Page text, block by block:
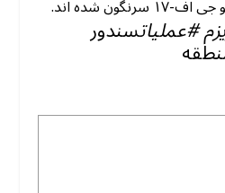
#عملیاتسندور